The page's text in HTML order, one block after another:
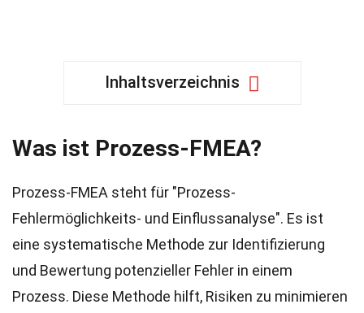
Inhaltsverzeichnis
Was ist Prozess-FMEA?
Prozess-FMEA steht für "Prozess-
Fehlermöglichkeits- und Einflussanalyse". Es ist
eine systematische Methode zur Identifizierung
und Bewertung potenzieller Fehler in einem
Prozess. Diese Methode hilft, Risiken zu minimieren